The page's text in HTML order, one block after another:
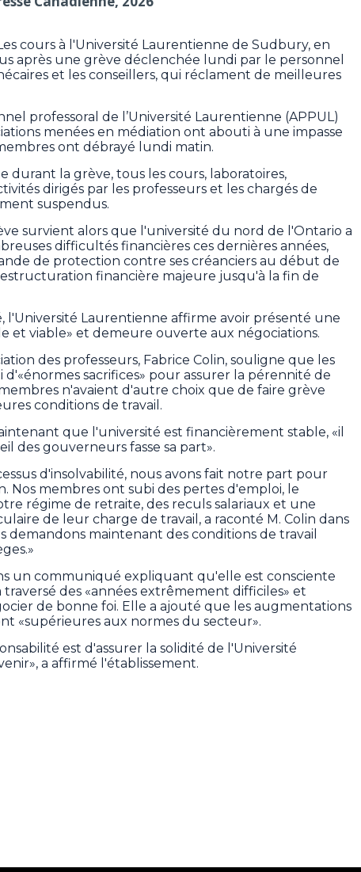
cours à l'Université Laurentienne de Sudbury, en
après une grève déclenchée lundi par le personnel
et les conseillers, qui réclament de meilleures
professoral de l’Université Laurentienne (APPUL)
menées en médiation ont abouti à une impasse
ont débrayé lundi matin.
durant la grève, tous les cours, laboratoires,
dirigés par les professeurs et les chargés de
suspendus.
survient alors que l'université du nord de l'Ontario a
difficultés financières ces dernières années,
de protection contre ses créanciers au début de
financière majeure jusqu'à la fin de
l'Université Laurentienne affirme avoir présenté une
et viable» et demeure ouverte aux négociations.
des professeurs, Fabrice Colin, souligne que les
sacrifices» pour assurer la pérennité de
n'avaient d'autre choix que de faire grève
conditions de travail.
que l'université est financièrement stable, «il
des gouverneurs fasse sa part».
d'insolvabilité, nous avons fait notre part pour
Nos membres ont subi des pertes d'emploi, le
régime de retraite, des reculs salariaux et une
de leur charge de travail, a raconté M. Colin dans
demandons maintenant des conditions de travail
un communiqué expliquant qu'elle est consciente
des «années extrêmement difficiles» et
de bonne foi. Elle a ajouté que les augmentations
«supérieures aux normes du secteur».
est d'assurer la solidité de l'Université
a affirmé l'établissement.